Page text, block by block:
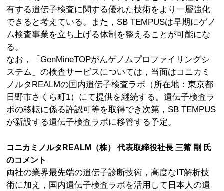
有する遺伝子検査に関する優れた技術をより一層強化
できると考えている。また，SB TEMPUSは早期にゲノ
ム検査事業を立ち上げる体制を整えることが可能にな
る。
なお，「GenMineTOPがんゲノムプロファイリングシ
ステム」の検査サービスについては，当面はコニカミ
ノルタREALMの国内遺伝子検査ラボ（所在地：東京都
日野市さくら町1）にて提供を継続する。遺伝子検査ラ
ボの移転に係る許認可等を取得でき次第，SB TEMPUS
が新設する遺伝子検査ラボに移管する予定。
コニカミノルタREALM（株） 代表取締役社長 三觜 剛 氏
のコメント
両社の業界最先端の遺伝子診断技術，高度なIT解析技
術に加え，国内遺伝子検査ラボを活用して日本人の遺